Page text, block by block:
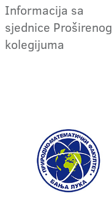
Informacija sa
sjednice Proširenog
kolegijuma